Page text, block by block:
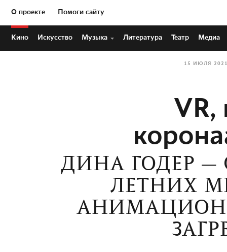
О проекте Помоги сайту
Кино Искусство Музыка Литература Театр Медиа
15 ИЮЛЯ
ДИНА ГОДЕР
ЛЕТНИХ